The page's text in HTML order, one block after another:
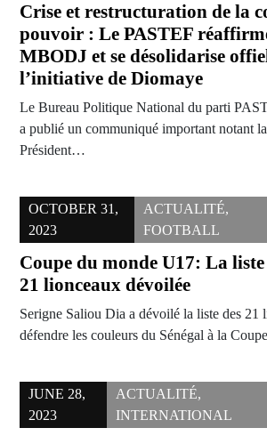
Crise et restructuration de la
pouvoir : Le PASTEF
MBODJ et se désolidarise
l’initiative de Diomaye
Le Bureau Politique National du parti
a publié un communiqué important notant
Président…
OCTOBER 31,
2023
ACTUALITÉ,
FOOTBALL
Coupe du monde U17: La
21 lionceaux dévoilée
Serigne Saliou Dia a dévoilé la liste des 21
défendre les couleurs du Sénégal à la
JUNE 28,
2023
ACTUALITÉ,
INTERNATIONAL